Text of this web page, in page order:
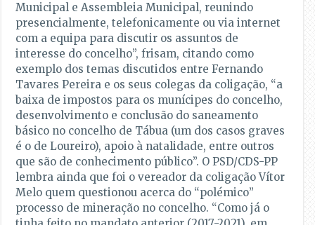
Municipal e Assembleia Municipal, reunindo
presencialmente, telefonicamente ou via internet
com a equipa para discutir os assuntos de
interesse do concelho”, frisam, citando como
exemplo dos temas discutidos entre Fernando
Tavares Pereira e os seus colegas da coligação, “a
baixa de impostos para os munícipes do concelho,
desenvolvimento e conclusão do saneamento
básico no concelho de Tábua (um dos casos graves
é o de Loureiro), apoio à natalidade, entre outros
que são de conhecimento público”. O PSD/CDS-PP
lembra ainda que foi o vereador da coligação Vítor
Melo quem questionou acerca do “polémico”
processo de mineração no concelho. “Como já o